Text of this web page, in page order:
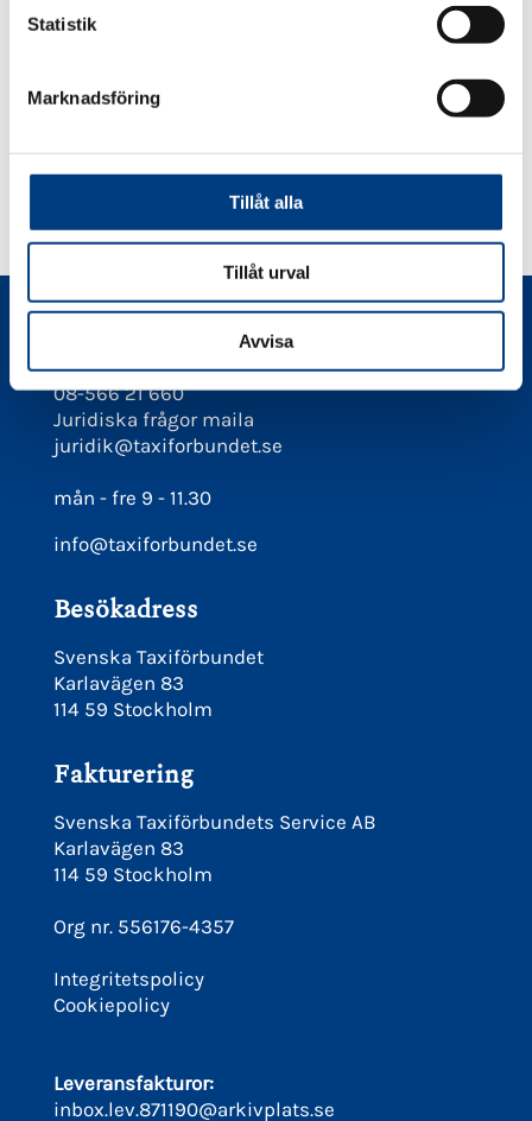
Statistik
Marknadsföring
Tillåt alla
Tillåt urval
Avvisa
Svenska Taxiförbundet aktivt representerar den
DELA:
DELA
PÅ
DELA
PÅ
DELA
PÅ
LINKEDIN
DELA
PÅ
08-566 21 660
Juridiska frågor maila
juridik@taxiforbundet.se
mån - fre 9 - 11.30
info@taxiforbundet.se
Besökadress
Svenska Taxiförbundet
Karlavägen 83
114 59 Stockholm
Fakturering
Svenska Taxiförbundets Service AB
Karlavägen 83
114 59 Stockholm
Org nr. 556176-4357
Integritetspolicy
Cookiepolicy
Leveransfakturor:
inbox.lev.871190@arkivplats.se